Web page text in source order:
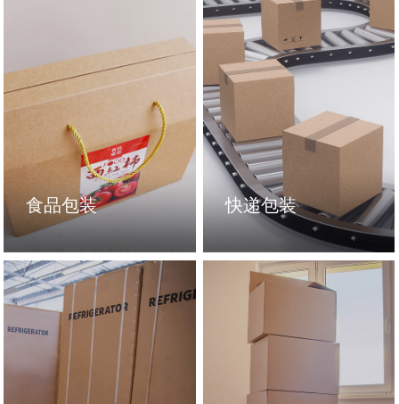
拥有专业的售后客服，7*24小时在线咨询服务，全国各地
客户全部收送货到家，公司承诺：每样产品如果是公司生
产流程上质量问题公司无理由退款退货，包送快递费用全
担；
食品包装 快递包装